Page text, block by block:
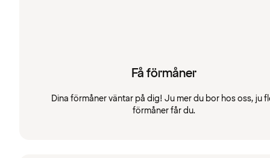
Få förmåner
Dina förmåner väntar på dig! Ju mer du bor hos oss, ju
förmåner får du.